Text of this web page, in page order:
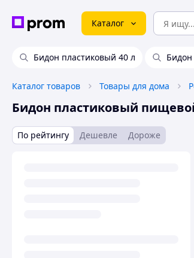
Каталог
Бидон пластиковый 40 л
Каталог товаров Товары для дома
Бидон пластиковый
По рейтингу Дешевле Дороже